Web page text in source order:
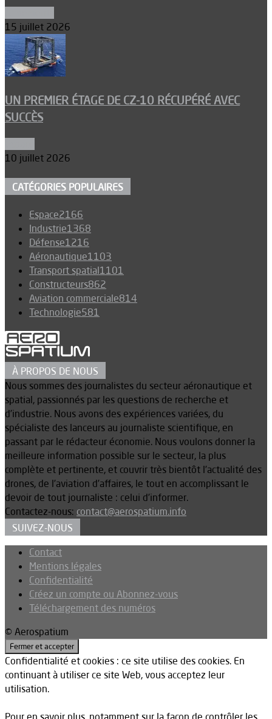
15 juillet 2026
UN PREMIER ÉTAGE DE CZ-10 RÉCUPÉRÉ AVEC
SUCCÈS
10 juillet 2026
CATÉGORIES POPULAIRES
Espace2166
Industrie1368
Défense1216
Aéronautique1103
Transport spatial1101
Constructeurs862
Aviation commerciale814
Technologie581
À PROPOS DE NOUS
Nous sommes des journalistes du secteur aéronautique et
spatial, passionnés par les questions de recherche et
d’industrie. Nous avons des expériences variées, du
spécialiste des lanceurs au journaliste scientifique, en
passant par le rédacteur économie. Nous voulons donner la
meilleure information possible sur le secteur, la plus
complète et pertinente, et couvrir très bientôt l’actualité des
drones, de l’aviation d’affaires, le tout en accomplissant le
devoir de tout journaliste : celui d’informer.
Contactez-nous: contact@aerospatium.info
SUIVEZ-NOUS
Contact
Mentions légales
Confidentialité
Créez un compte ou Abonnez-vous
Téléchargement des numéros
© Aerospatium
Confidentialité et cookies : ce site utilise des cookies. En
continuant à utiliser ce site Web, vous acceptez leur
utilisation.